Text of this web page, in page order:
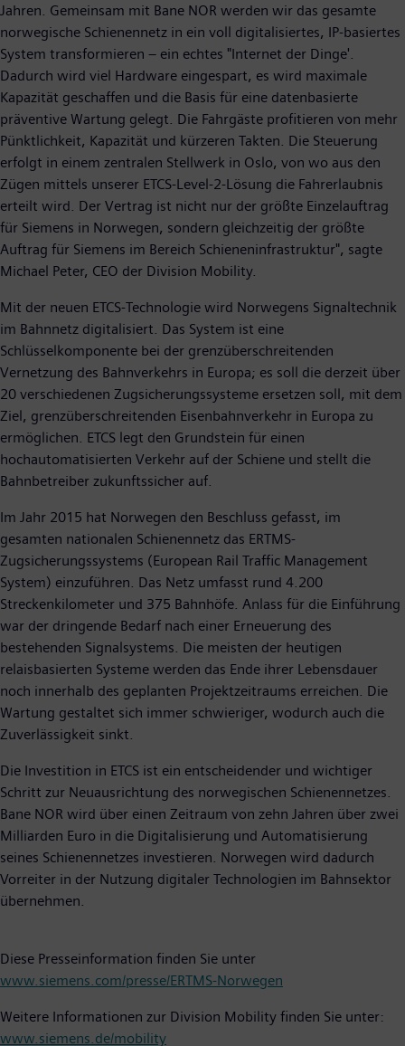
Jahren. Gemeinsam mit Bane NOR werden wir das gesamte
norwegische Schienennetz in ein voll digitalisiertes, IP-basiertes
System transformieren – ein echtes "Internet der Dinge'.
Dadurch wird viel Hardware eingespart, es wird maximale
Kapazität geschaffen und die Basis für eine datenbasierte
präventive Wartung gelegt. Die Fahrgäste profitieren von mehr
Pünktlichkeit, Kapazität und kürzeren Takten. Die Steuerung
erfolgt in einem zentralen Stellwerk in Oslo, von wo aus den
Zügen mittels unserer ETCS-Level-2-Lösung die Fahrerlaubnis
erteilt wird. Der Vertrag ist nicht nur der größte Einzelauftrag
für Siemens in Norwegen, sondern gleichzeitig der größte
Auftrag für Siemens im Bereich Schieneninfrastruktur", sagte
Michael Peter, CEO der Division Mobility.
Mit der neuen ETCS-Technologie wird Norwegens Signaltechnik
im Bahnnetz digitalisiert. Das System ist eine
Schlüsselkomponente bei der grenzüberschreitenden
Vernetzung des Bahnverkehrs in Europa; es soll die derzeit über
20 verschiedenen Zugsicherungssysteme ersetzen soll, mit dem
Ziel, grenzüberschreitenden Eisenbahnverkehr in Europa zu
ermöglichen. ETCS legt den Grundstein für einen
hochautomatisierten Verkehr auf der Schiene und stellt die
Bahnbetreiber zukunftssicher auf.
Im Jahr 2015 hat Norwegen den Beschluss gefasst, im
gesamten nationalen Schienennetz das ERTMS-
Zugsicherungssystems (European Rail Traffic Management
System) einzuführen. Das Netz umfasst rund 4.200
Streckenkilometer und 375 Bahnhöfe. Anlass für die Einführung
war der dringende Bedarf nach einer Erneuerung des
bestehenden Signalsystems. Die meisten der heutigen
relaisbasierten Systeme werden das Ende ihrer Lebensdauer
noch innerhalb des geplanten Projektzeitraums erreichen. Die
Wartung gestaltet sich immer schwieriger, wodurch auch die
Zuverlässigkeit sinkt.
Die Investition in ETCS ist ein entscheidender und wichtiger
Schritt zur Neuausrichtung des norwegischen Schienennetzes.
Bane NOR wird über einen Zeitraum von zehn Jahren über zwei
Milliarden Euro in die Digitalisierung und Automatisierung
seines Schienennetzes investieren. Norwegen wird dadurch
Vorreiter in der Nutzung digitaler Technologien im Bahnsektor
übernehmen.
Diese Presseinformation finden Sie unter
www.siemens.com/presse/ERTMS-Norwegen
Weitere Informationen zur Division Mobility finden Sie unter:
www.siemens.de/mobility